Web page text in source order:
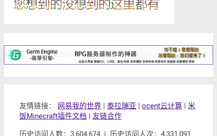
友情链接： 网易我的世界 | 泰拉瑞亚 | ocent云计算 | 米
饭Minecraft插件文档 | 友链合作
历史访问人数：3,604,674 | 历史访问人次：4,331,091